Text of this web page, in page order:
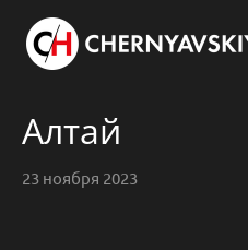
Алтай
23 ноября 2023